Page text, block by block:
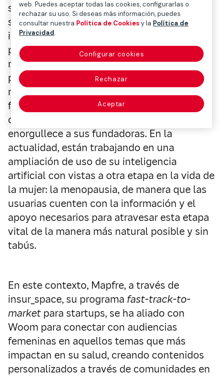
sus fundadoras a la hora de decidir abordar
sus embarazos, gracias a años de
investigación y dedicación, un algoritmo
predictivo permite controlar el ciclo
menstrual con el objetivo de optimizar las
probabilidades de gestación en aquellas
mujeres que busquen tener un hijo. Hasta la
fecha, se han reportado más de 100.000
casos con éxito, una cifra que sin duda
enorgullece a sus fundadoras. En la
actualidad, están trabajando en una
ampliación de uso de su inteligencia
artificial con vistas a otra etapa en la vida de
la mujer: la menopausia, de manera que las
usuarias cuenten con la información y el
apoyo necesarios para atravesar esta etapa
vital de la manera más natural posible y sin
tabús.
En este contexto, Mapfre, a través de
insur_space, su programa fast-track-to-
market para startups, se ha aliado con
Woom para conectar con audiencias
femeninas en aquellos temas que más
impactan en su salud, creando contenidos
personalizados a través de comunidades en
web. Puedes aceptar todas las cookies, configurarlas o
rechazar su uso. Si deseas más información, puedes
consultar nuestra Política de Cookiesy la Política de
Privacidad.
Configurar cookies
Rechazar
Aceptar